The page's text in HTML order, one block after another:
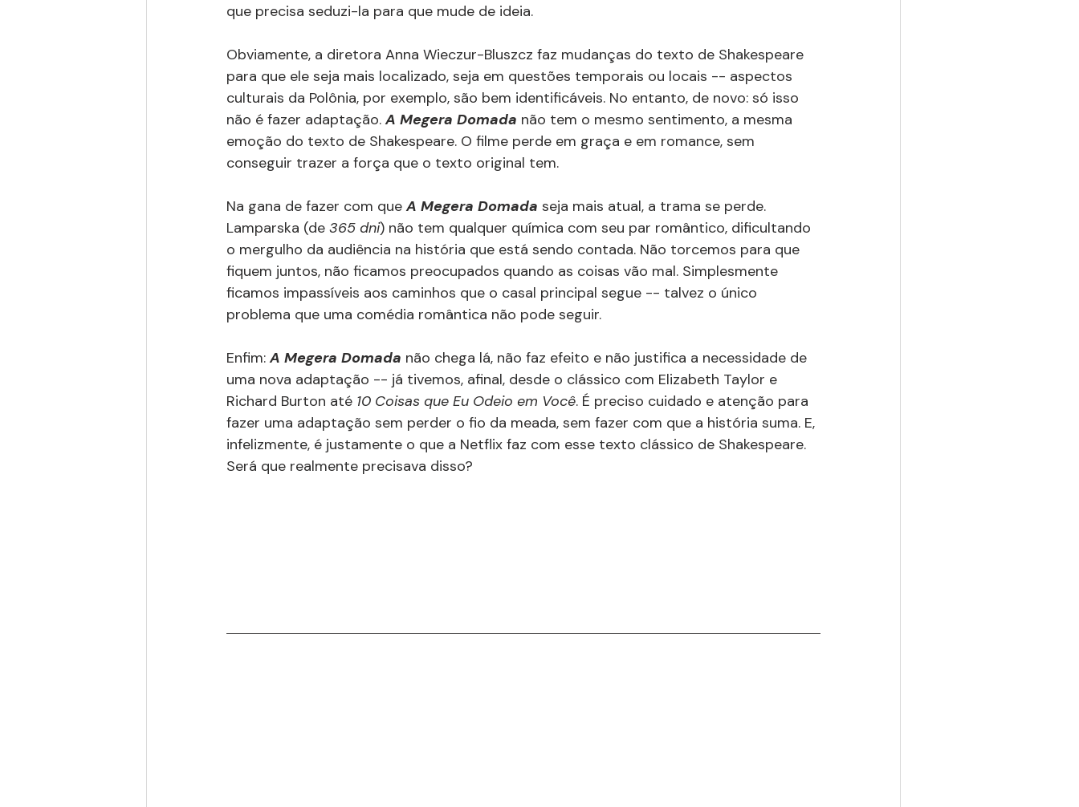
que precisa seduzi-la para que mude de ideia.
Obviamente, a diretora Anna Wieczur-Bluszcz faz mudanças do texto de Shakespeare
para que ele seja mais localizado, seja em questões temporais ou locais -- aspectos
culturais da Polônia, por exemplo, são bem identificáveis. No entanto, de novo: só isso
não é fazer adaptação. A Megera Domada não tem o mesmo sentimento, a mesma
emoção do texto de Shakespeare. O filme perde em graça e em romance, sem
conseguir trazer a força que o texto original tem.
Na gana de fazer com que A Megera Domada seja mais atual, a trama se perde.
Lamparska (de 365 dni) não tem qualquer química com seu par romântico, dificultando
o mergulho da audiência na história que está sendo contada. Não torcemos para que
fiquem juntos, não ficamos preocupados quando as coisas vão mal. Simplesmente
ficamos impassíveis aos caminhos que o casal principal segue -- talvez o único
problema que uma comédia romântica não pode seguir.
Enfim: A Megera Domada não chega lá, não faz efeito e não justifica a necessidade de
uma nova adaptação -- já tivemos, afinal, desde o clássico com Elizabeth Taylor e
Richard Burton até 10 Coisas que Eu Odeio em Você. É preciso cuidado e atenção para
fazer uma adaptação sem perder o fio da meada, sem fazer com que a história suma. E,
infelizmente, é justamente o que a Netflix faz com esse texto clássico de Shakespeare.
Será que realmente precisava disso?